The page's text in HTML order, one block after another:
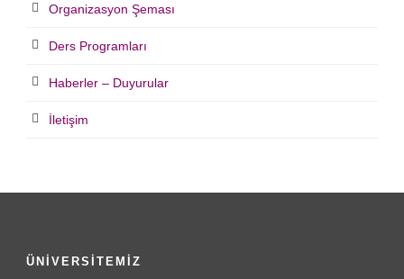
Organizasyon Şeması
Ders Programları
Haberler – Duyurular
İletişim
ÜNİVERSİTEMİZ